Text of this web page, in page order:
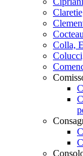
Colla,